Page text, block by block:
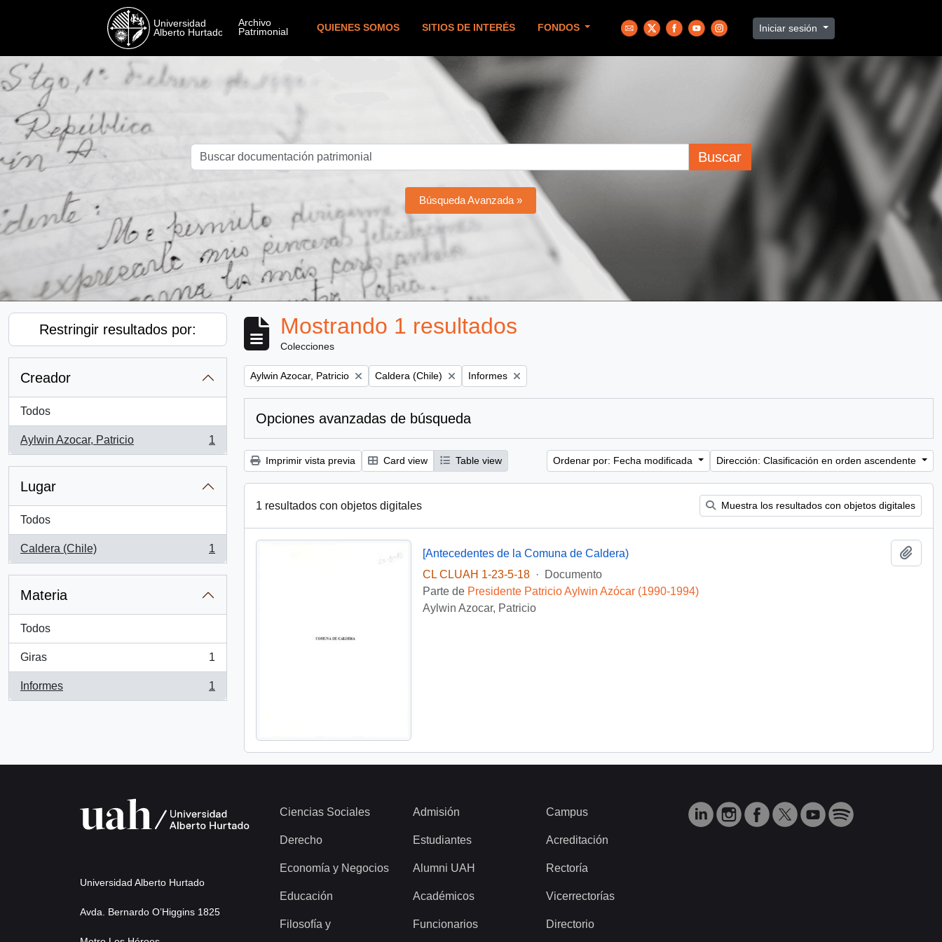
QUIENES SOMOS SITIOS DE INTERÉS FONDOS Iniciar sesión
Buscar
Búsqueda Avanzada »
Restringir resultados por:
Creador
Todos
Aylwin Azocar, Patricio
, 1 resultados
1
Lugar
Todos
Caldera (Chile)
, 1 resultados
1
Materia
Todos
Giras
, 1 resultados
1
Informes
, 1 resultados
1
Mostrando 1 resultados
Colecciones
Remove filter:
Aylwin Azocar, Patricio Remove filter:
Caldera (Chile) Remove filter:
Informes
Opciones avanzadas de búsqueda
Imprimir vista previa Card view Table view Ordenar por: Fecha modificada Dirección: Clasificación en orden ascendente
1 resultados con objetos digitales Muestra los resultados con objetos digitales
[Antecedentes de la Comuna de Caldera)
CL CLUAH 1-23-5-18
·
Documento
Parte de Presidente Patricio Aylwin Azócar (1990-1994)
Aylwin Azocar, Patricio
Universidad Alberto Hurtado
Avda. Bernardo O’Higgins 1825
Ciencias Sociales
Derecho
Economía y Negocios
Educación
Filosofía y
Admisión
Estudiantes
Alumni UAH
Académicos
Funcionarios
Campus
Acreditación
Rectoría
Vicerrectorías
Directorio